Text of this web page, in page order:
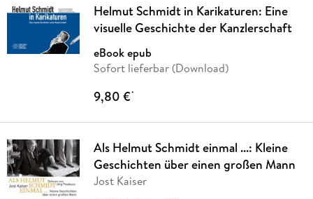
Helmut Schmidt in Karikaturen: Eine
visuelle Geschichte der Kanzlerschaft
eBook epub
Sofort lieferbar (Download)
9,80 €*
Als Helmut Schmidt einmal ...: Kleine
Geschichten über einen großen Mann
Jost Kaiser